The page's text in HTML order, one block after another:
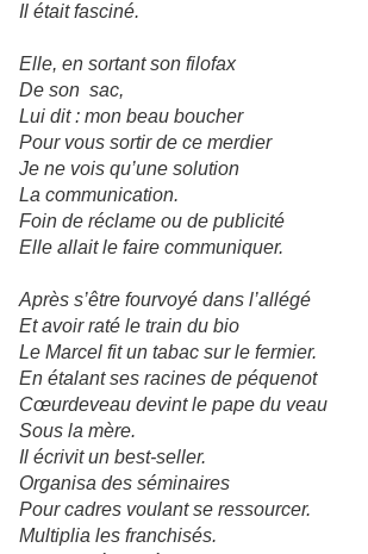
Il était fasciné.
Elle, en sortant son filofax
De son sac,
Lui dit : mon beau boucher
Pour vous sortir de ce merdier
Je ne vois qu’une solution
La communication.
Foin de réclame ou de publicité
Elle allait le faire communiquer.
Après s’être fourvoyé dans l’allégé
Et avoir raté le train du bio
Le Marcel fit un tabac sur le fermier.
En étalant ses racines de péquenot
Cœurdeveau devint le pape du veau
Sous la mère.
Il écrivit un best-seller.
Organisa des séminaires
Pour cadres voulant se ressourcer.
Multiplia les franchisés.